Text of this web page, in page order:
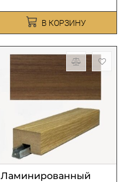
В КОРЗИНУ
Ламинированный